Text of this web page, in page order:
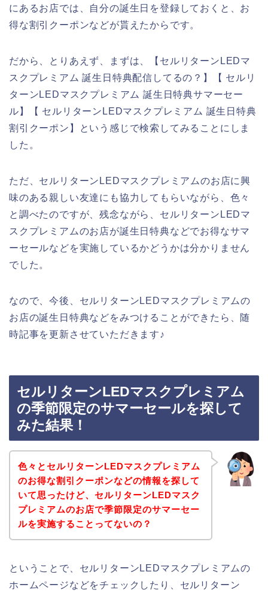
にあるお店では、自分の誕生日を登録しておくと、お
得な割引クーポンなどが貰えたからです。
だから、とりあえず、まずは、【セルリターンLEDマ
スクプレミアム 誕生日特典配信してるの？】【 セルリ
ターンLEDマスクプレミアム 誕生日特典サマーセー
ル】【 セルリターンLEDマスクプレミアム 誕生日特典
割引クーポン】という感じで検索してみることにしま
した。
ただ、セルリターンLEDマスクプレミアムのお店に興
味のある親しい友達にも協力してもらいながら、色々
と調べたのですが、残念ながら、セルリターンLEDマ
スクプレミアムのお店が誕生日特典などでお得なサマ
ーセールなどを実施しているかどうかは分かりません
でした。
なので、今後、セルリターンLEDマスクプレミアムの
お店の誕生日特典などをみつけることができたら、随
時記事を更新させていただきます♪
セルリターンLEDマスクプレミアム
の季節限定のサマーセールを探して
みた結果！
色々とセルリターンLEDマスクプレミアム
のお得な割引クーポンなどの情報を探して
いて思ったけど、セルリターンLEDマスク
プレミアムのお店で季節限定のサマーセー
ルを実施することってないの？
ということで、セルリターンLEDマスクプレミアムの
ホームページなどをチェックしたり、セルリターン